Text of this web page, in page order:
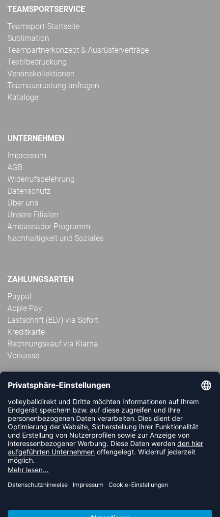
TEAMSPORTSERVICE
Teamsport-Startseite
Sublimation
Teampartnerkonzept & Ausrüsterverträge
Textilbedruckung
Vereinskollektionen
Teamausrüstung anfragen
Kataloge
UNTERNEHMEN
Impressum
AGB
Widerrufsbelehrung
Datenschutz
Über uns
Unsere Filialen
Ambassador Programm
Nachhaltigkeit und Soziales
ZAHLUNGSARTEN
Paypal
Apple Pay
Lastschrift (ELV) via Sofort
Kreditkarte
Rechnungskauf via Klarna
Vorkasse
ABONNIERE JETZT DEN KOSTENLOSEN
VOLLEYBALLDIREKT-NEWSLETTER UND VERPASSE KEINE
NEUIGKEIT ODER AKTION MEHR.
JETZT ANMELDEN